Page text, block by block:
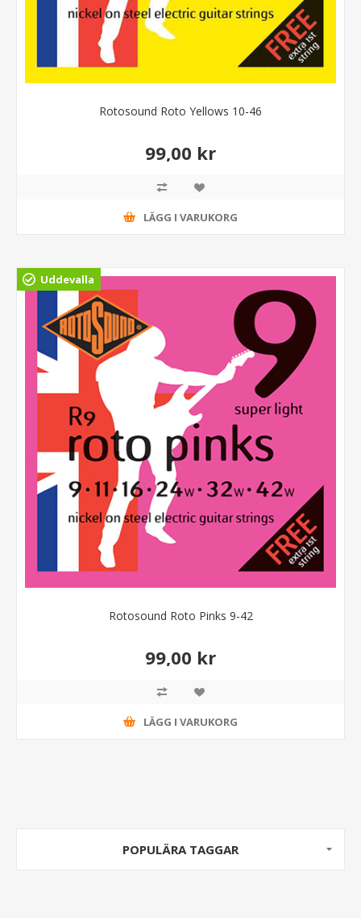
Rotosound Roto Yellows 10-46
99,00 kr
LÄGG I VARUKORG
Uddevalla
Rotosound Roto Pinks 9-42
99,00 kr
LÄGG I VARUKORG
POPULÄRA TAGGAR